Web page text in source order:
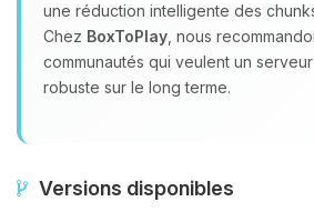
une réduction intelligente des
Chez BoxToPlay , nous
communautés qui veulent un
robuste sur le long terme.
Versions disponibles